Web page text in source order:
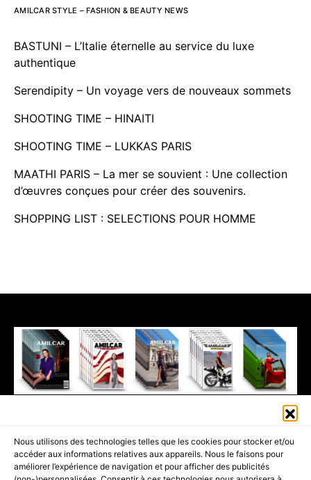
Nous utilisons des technologies telles que les cookies pour stocker et/ou
accéder aux informations relatives aux appareils. Nous le faisons pour
améliorer l’expérience de navigation et pour afficher des publicités
AMILCAR STYLE – FASHION & BEAUTY NEWS
BASTUNI – L’Italie éternelle au service du luxe
authentique
Serendipity – Un voyage vers de nouveaux sommets
SHOOTING TIME – HINAITI
SHOOTING TIME – LUKKAS PARIS
MAATHI PARIS – La mer se souvient : Une collection
d’œuvres conçues pour créer des souvenirs.
SHOPPING LIST : SELECTIONS POUR HOMME
PART OF THEAMILCAR MAGAZINE GROUP.EDITOR - ADVERTISING
AGENCE MEDIANE.